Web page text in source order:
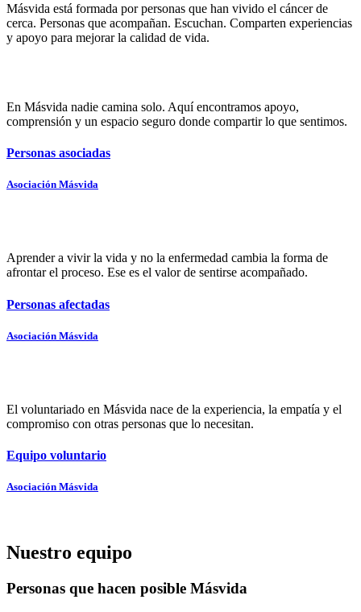
Másvida está formada por personas que han vivido el cáncer de
cerca. Personas que acompañan. Escuchan. Comparten experiencias
y apoyo para mejorar la calidad de vida.
En Másvida nadie camina solo. Aquí encontramos apoyo,
comprensión y un espacio seguro donde compartir lo que sentimos.
Personas asociadas
Asociación Másvida
Aprender a vivir la vida y no la enfermedad cambia la forma de
afrontar el proceso. Ese es el valor de sentirse acompañado.
Personas afectadas
Asociación Másvida
El voluntariado en Másvida nace de la experiencia, la empatía y el
compromiso con otras personas que lo necesitan.
Equipo voluntario
Asociación Másvida
Nuestro equipo
Personas que hacen posible Másvida